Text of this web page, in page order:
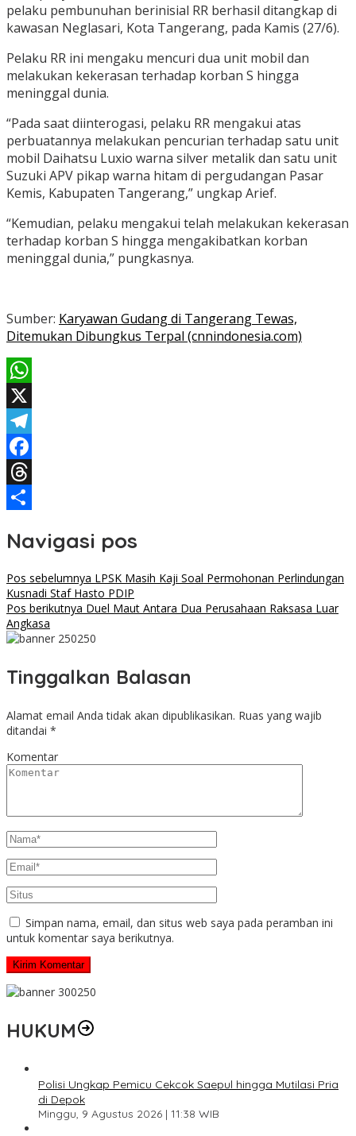
pelaku pembunuhan berinisial RR berhasil ditangkap di
kawasan Neglasari, Kota Tangerang, pada Kamis (27/6).
Pelaku RR ini mengaku mencuri dua unit mobil dan
melakukan kekerasan terhadap korban S hingga
meninggal dunia.
“Pada saat diinterogasi, pelaku RR mengakui atas
perbuatannya melakukan pencurian terhadap satu unit
mobil Daihatsu Luxio warna silver metalik dan satu unit
Suzuki APV pikap warna hitam di pergudangan Pasar
Kemis, Kabupaten Tangerang,” ungkap Arief.
“Kemudian, pelaku mengakui telah melakukan kekerasan
terhadap korban S hingga mengakibatkan korban
meninggal dunia,” pungkasnya.
Sumber: Karyawan Gudang di Tangerang Tewas,
Ditemukan Dibungkus Terpal (cnnindonesia.com)
WhatsApp
X
Telegram
Facebook
Threads
Navigasi pos
Pos sebelumnya LPSK Masih Kaji Soal Permohonan Perlindungan
Kusnadi Staf Hasto PDIP
Pos berikutnya Duel Maut Antara Dua Perusahaan Raksasa Luar
Angkasa
Tinggalkan Balasan
Alamat email Anda tidak akan dipublikasikan. Ruas yang wajib
ditandai *
Komentar
Simpan nama, email, dan situs web saya pada peramban ini
untuk komentar saya berikutnya.
HUKUM
Polisi Ungkap Pemicu Cekcok Saepul hingga Mutilasi Pria
di Depok
Minggu, 9 Agustus 2026 | 11:38 WIB